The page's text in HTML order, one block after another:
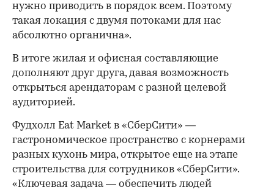
нужно приводить в порядок всем. Поэтому
такая локация с двумя потоками для нас
абсолютно органична».
В итоге жилая и офисная составляющие
дополняют друг друга, давая возможность
открыться арендаторам с разной целевой
аудиторией.
Фудхолл Eat Market в «СберСити» —
гастрономическое пространство с корнерами
разных кухонь мира, открытое еще на этапе
строительства для сотрудников «СберСити».
«Ключевая задача — обеспечить людей